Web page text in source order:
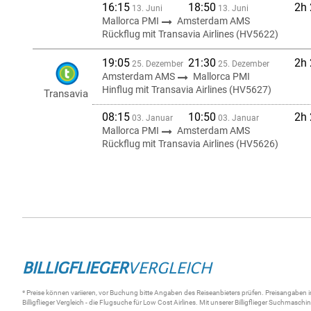
16:15 13. Juni 18:50 13. Juni 2h
Mallorca PMI
Amsterdam AMS
Rückflug mit Transavia Airlines (HV5622)
19:05 25. Dezember 21:30 25. Dezember 2h
Amsterdam AMS
Mallorca PMI
Hinflug mit Transavia Airlines (HV5627)
08:15 03. Januar 10:50 03. Januar 2h
Mallorca PMI
Amsterdam AMS
Rückflug mit Transavia Airlines (HV5626)
Transavia
BILLIGFLIEGERVERGLEICH
* Preise können variieren, vor Buchung bitte Angaben des Reiseanbieters prüfen. Preisangaben
BilligfliegerVergleich - die Flugsuchefür Low Cost Airlines. Mit unsererBilligflieger